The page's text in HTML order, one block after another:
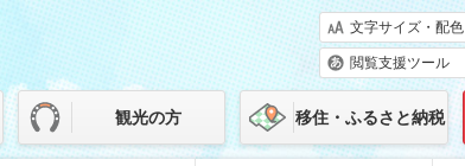
文字サイズ・配色
閲覧支援ツール
観光の方 移住・ふるさと納税